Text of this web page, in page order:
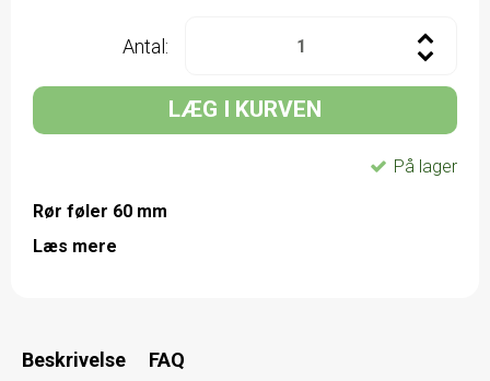
Antal:
LÆG I KURVEN
På lager
Rør føler 60 mm
Læs mere
Beskrivelse FAQ